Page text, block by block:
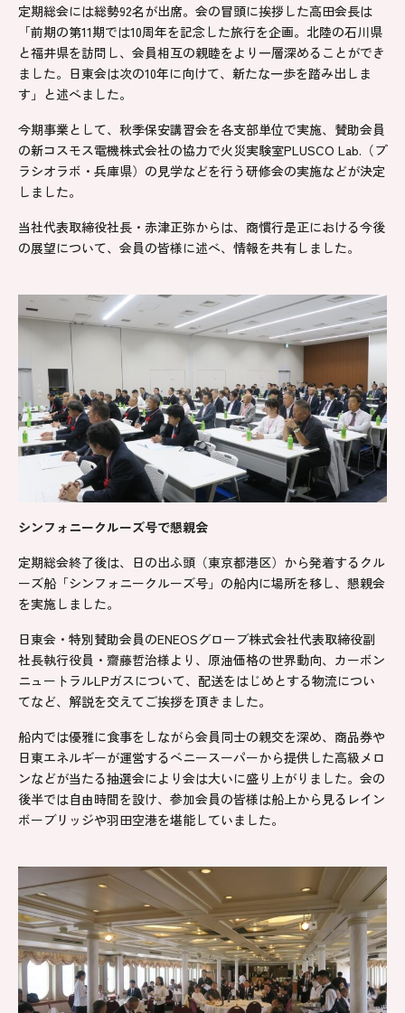
定期総会には総勢92名が出席。会の冒頭に挨拶した高田会長は
「前期の第11期では10周年を記念した旅行を企画。北陸の石川県
と福井県を訪問し、会員相互の親睦をより一層深めることができ
ました。日東会は次の10年に向けて、新たな一歩を踏み出しま
す」と述べました。
今期事業として、秋季保安講習会を各支部単位で実施、賛助会員
の新コスモス電機株式会社の協力で火災実験室PLUSCO Lab.（プ
ラシオラボ・兵庫県）の見学などを行う研修会の実施などが決定
しました。
当社代表取締役社長・赤津正弥からは、商慣行是正における今後
の展望について、会員の皆様に述べ、情報を共有しました。
シンフォニークルーズ号で懇親会
定期総会終了後は、日の出ふ頭（東京都港区）から発着するクル
ーズ船「シンフォニークルーズ号」の船内に場所を移し、懇親会
を実施しました。
日東会・特別賛助会員のENEOSグローブ株式会社代表取締役副
社長執行役員・齋藤哲治様より、原油価格の世界動向、カーボン
ニュートラルLPガスについて、配送をはじめとする物流につい
てなど、解説を交えてご挨拶を頂きました。
船内では優雅に食事をしながら会員同士の親交を深め、商品券や
日東エネルギーが運営するベニースーパーから提供した高級メロ
ンなどが当たる抽選会により会は大いに盛り上がりました。会の
後半では自由時間を設け、参加会員の皆様は船上から見るレイン
ボーブリッジや羽田空港を堪能していました。